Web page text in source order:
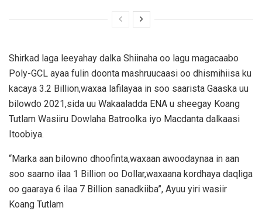
Shirkad laga leeyahay dalka Shiinaha oo lagu magacaabo
Poly-GCL ayaa fulin doonta mashruucaasi oo dhismihiisa ku
kacaya 3.2 Billion,waxaa lafilayaa in soo saarista Gaaska uu
bilowdo 2021,sida uu Wakaaladda ENA u sheegay Koang
Tutlam Wasiiru Dowlaha Batroolka iyo Macdanta dalkaasi
Itoobiya.
“Marka aan bilowno dhoofinta,waxaan awoodaynaa in aan
soo saarno ilaa 1 Billion oo Dollar,waxaana kordhaya daqliga
oo gaaraya 6 ilaa 7 Billion sanadkiiba”, Ayuu yiri wasiir
Koang Tutlam